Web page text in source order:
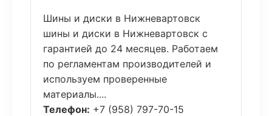
Шины и диски в Нижневартовск
шины и диски в Нижневартовск с
гарантией до 24 месяцев. Работаем
по регламентам производителей и
используем проверенные
материалы....
Телефон: +7 (958) 797-70-15